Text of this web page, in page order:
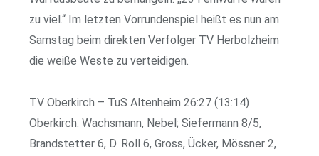
zu viel.“ Im letzten Vorrundenspiel heißt es nun am
Samstag beim direkten Verfolger TV Herbolzheim
die weiße Weste zu verteidigen.
TV Oberkirch – TuS Altenheim 26:27 (13:14)
Oberkirch: Wachsmann, Nebel; Siefermann 8/5,
Brandstetter 6, D. Roll 6, Gross, Ücker, Mössner 2,